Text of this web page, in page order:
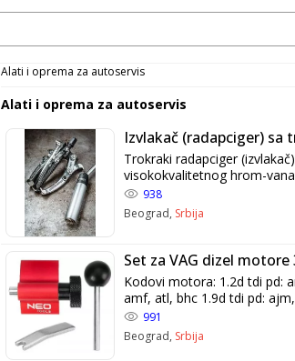
Alati i oprema za autoservis
Alati i oprema za autoservis
Izvlakač (radapciger) sa
Trokraki radapciger
visokokvalitetnog hrom-
garantuje dug vek upotrebe. Dizajniran je za
demontažu delova ugrađenih
938
Beograd, Srbija
Set za VAG dizel motore
Kodovi motora: 1.2d tdi pd:
amf, atl, bhc 1.9d tdi pd:
auy, avb, avf, awx, axr, bsw,
ford: 310-084/23-058, 310-
vag:3359/t20102/mp1-301,
991
Beograd, Srbija